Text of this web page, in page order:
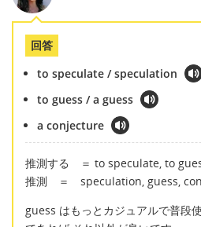
回答
to speculate / speculation
to guess / a guess
a conjecture
推測する ＝ to speculate, to
推測 ＝ speculation, guess,
guess はもっとカジュアルで普段